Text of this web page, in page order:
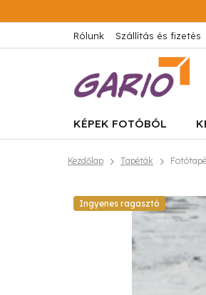
a
tartalomhoz
Rólunk Szállítás és fizetés
KÉPEK FOTÓBÓL
Kezdőlap Tapéták
Ingyenes ragasztó